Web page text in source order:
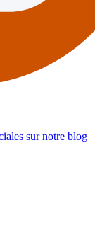
sur notre blog